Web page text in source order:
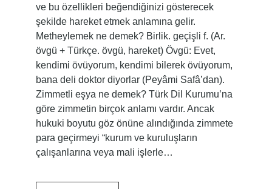
ve bu özellikleri beğendiğinizi gösterecek
şekilde hareket etmek anlamına gelir.
Metheylemek ne demek? Birlik. geçişli f. (Ar.
övgü + Türkçe. övgü, hareket) Övgü: Evet,
kendimi övüyorum, kendimi bilerek övüyorum,
bana deli doktor diyorlar (Peyâmi Safâ’dan).
Zimmetli eşya ne demek? Türk Dil Kurumu’na
göre zimmetin birçok anlamı vardır. Ancak
hukuki boyutu göz önüne alındığında zimmete
para geçirmeyi “kurum ve kuruluşların
çalışanlarına veya mali işlerle…